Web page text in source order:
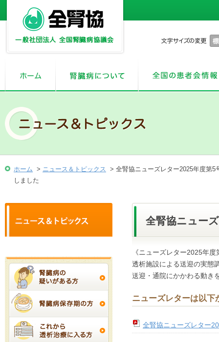
ホーム > ニュース＆トピックス > 全腎協ニューズレター2025年度第5
しました
全腎協ニュー
《ニューズレター2025年度
透析施設による送迎の実態
送迎・通院にかかわる動き
ニューズレターは以下
全腎協ニューズレター